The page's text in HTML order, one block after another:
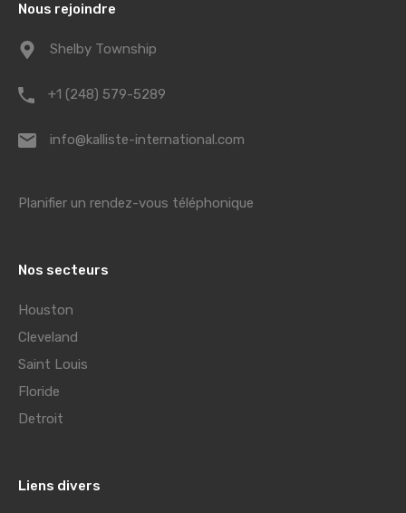
Nous rejoindre
Shelby Township
+1 (248) 579-5289
info@kalliste-international.com
Planifier un rendez-vous téléphonique
Nos secteurs
Houston
Cleveland
Saint Louis
Floride
Detroit
Liens divers